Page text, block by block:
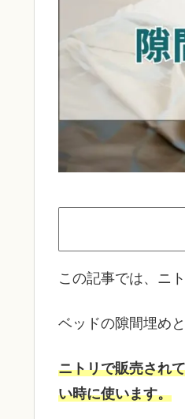
この記事では、ニ
ベッドの隙間埋め
ニトリで販売され
い時に使います。